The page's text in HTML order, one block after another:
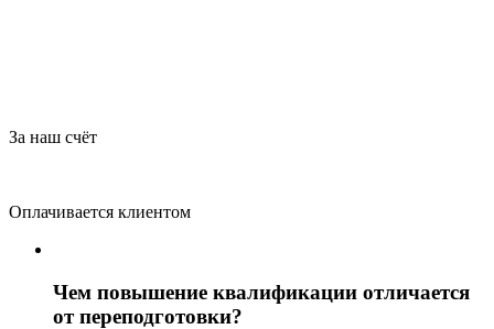
За наш счёт
Оплачивается клиентом
Чем повышение квалификации отличается
от переподготовки?